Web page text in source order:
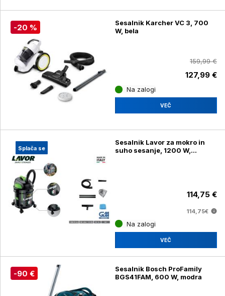
-20 %
Sesalnik Karcher VC 3, 700
W, bela
159,99 €
127,99 €
Na zalogi
VEČ
Splača se
Sesalnik Lavor za mokro in
suho sesanje, 1200 W,
114,75 €
114,75€
Na zalogi
VEČ
-90 €
Sesalnik Bosch ProFamily
BGS41FAM, 600 W, modra